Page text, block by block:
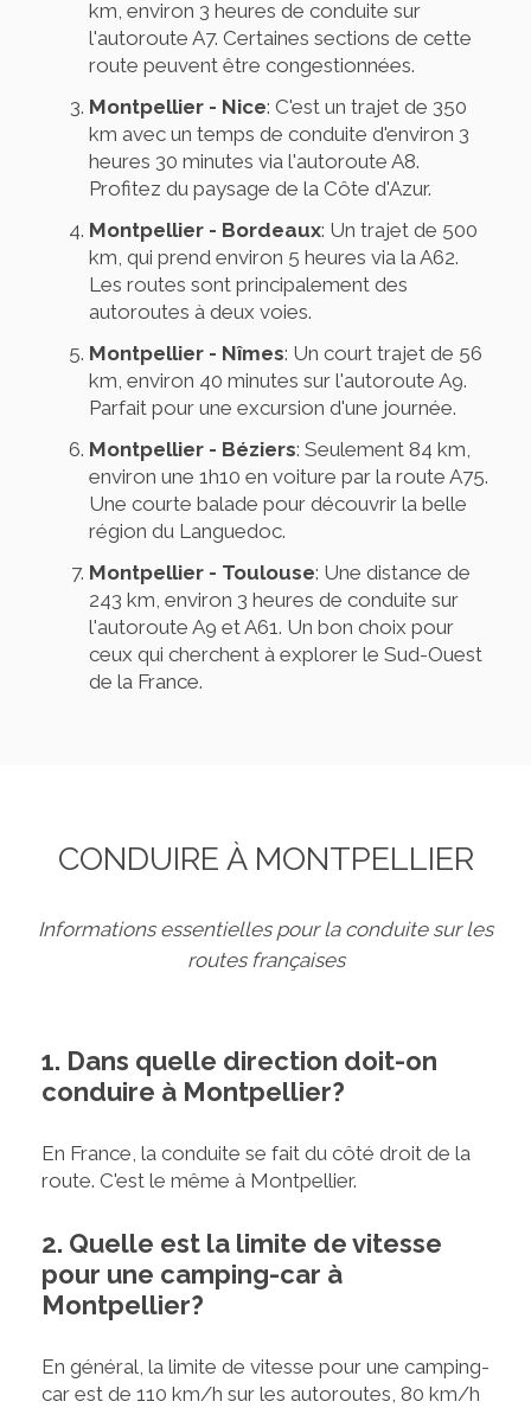
km, environ 3 heures de conduite sur
l'autoroute A7. Certaines sections de cette
route peuvent être congestionnées.
Montpellier - Nice: C'est un trajet de 350
km avec un temps de conduite d'environ 3
heures 30 minutes via l'autoroute A8.
Profitez du paysage de la Côte d'Azur.
Montpellier - Bordeaux: Un trajet de 500
km, qui prend environ 5 heures via la A62.
Les routes sont principalement des
autoroutes à deux voies.
Montpellier - Nîmes: Un court trajet de 56
km, environ 40 minutes sur l'autoroute A9.
Parfait pour une excursion d'une journée.
Montpellier - Béziers: Seulement 84 km,
environ une 1h10 en voiture par la route A75.
Une courte balade pour découvrir la belle
région du Languedoc.
Montpellier - Toulouse: Une distance de
243 km, environ 3 heures de conduite sur
l'autoroute A9 et A61. Un bon choix pour
ceux qui cherchent à explorer le Sud-Ouest
de la France.
CONDUIRE À MONTPELLIER
Informations essentielles pour la conduite sur les
routes françaises
1. Dans quelle direction doit-on
conduire à Montpellier?
En France, la conduite se fait du côté droit de la
route. C'est le même à Montpellier.
2. Quelle est la limite de vitesse
pour une camping-car à
Montpellier?
En général, la limite de vitesse pour une camping-
car est de 110 km/h sur les autoroutes, 80 km/h